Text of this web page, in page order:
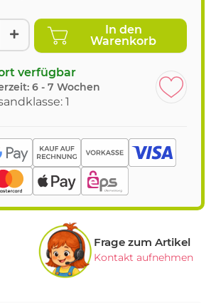
In den
Warenkorb
verfügbar
6 - 7 Wochen
1
Frage zum Artikel
Kontakt aufnehmen